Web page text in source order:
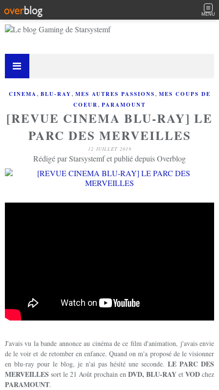
MENU
CINEMA, BLU-RAY, MES AUTRES PASSIONS, MES COUPS DE
COEUR, PARAMOUNT
[REVUE CINEMA BLU-RAY] LE
PARC DES MERVEILLES
12 JUILLET 2019
Rédigé par Starsystemf et publié depuis Overblog
J'avais vu la bande annonce au cinéma de ce film d'animation, j'avais envie
de le voir et de retomber en enfance. Quand on m'a proposé de le visionner
en blu-ray pour le blog, je n'ai pas hésité une seconde. LE PARC DES
MERVEILLES sort le 21 Août prochain en DVD, BLU-RAY et VOD chez
PARAMOUNT.